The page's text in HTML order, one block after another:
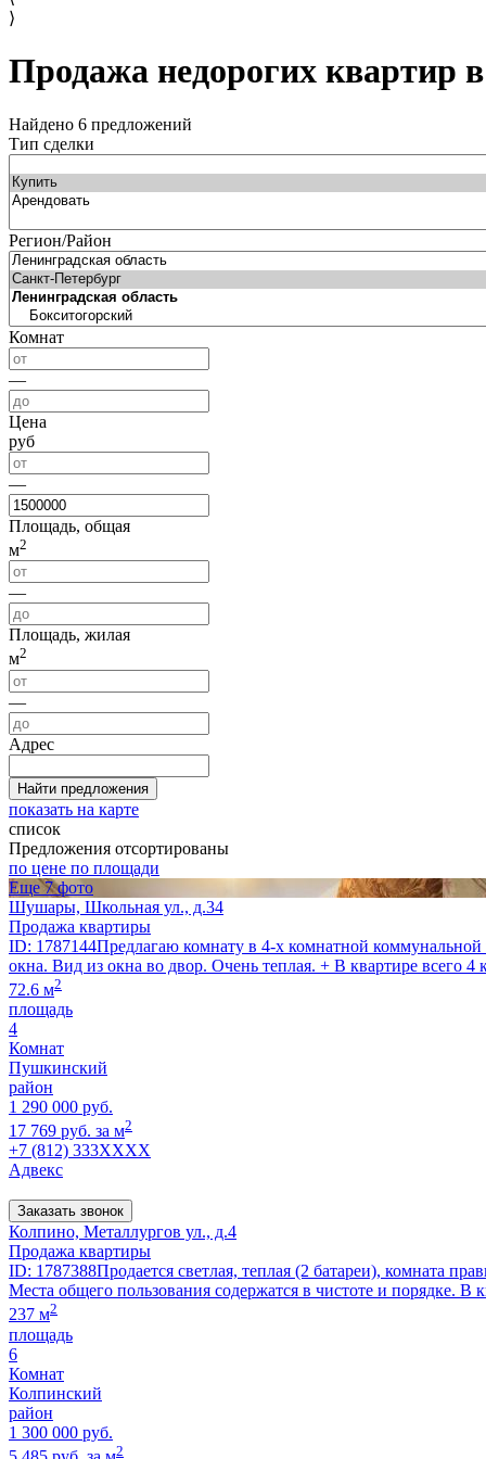
⟩
Продажа недорогих квартир
Найдено 6 предложений
Тип сделки
Регион/Район
Комнат
—
Цена
руб
—
Площадь, общая
м2
—
Площадь, жилая
м2
—
Адрес
Найти предложения
показать на карте
список
Предложения отсортированы
по цене по площади
Еще 7 фото
Шушары, Школьная ул., д.34
Продажа квартиры
ID: 1787144Предлагаю комнату в 4-х комнатной
окна. Вид из окна во двор. Очень теплая. + В квартире всего
72.6 м2
площадь
4
Комнат
Пушкинский
район
1 290 000 руб.
17 769 руб. за м2
+7 (812) 333XXXX
Адвекс
Заказать звонок
Колпино, Металлургов ул., д.4
Продажа квартиры
ID: 1787388Продается светлая, теплая (2 батареи), комната
Места общего пользования содержатся в чистоте и порядке.
237 м2
площадь
6
Комнат
Колпинский
район
1 300 000 руб.
2